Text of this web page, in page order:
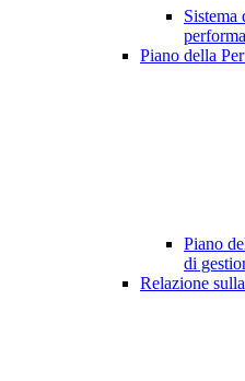
Sistema
Piano della
Piano
di
Relazione